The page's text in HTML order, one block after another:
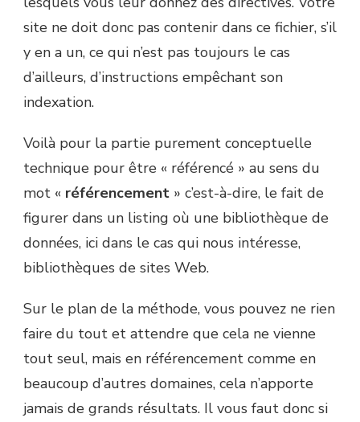
site ne doit donc pas contenir dans ce fichier, s’il
y en a un, ce qui n’est pas toujours le cas
d’ailleurs, d’instructions empêchant son
indexation.
Voilà pour la partie purement conceptuelle
technique pour être « référencé » au sens du
mot « référencement » c’est-à-dire, le fait de
figurer dans un listing où une bibliothèque de
données, ici dans le cas qui nous intéresse,
bibliothèques de sites Web.
Sur le plan de la méthode, vous pouvez ne rien
faire du tout et attendre que cela ne vienne
tout seul, mais en référencement comme en
beaucoup d’autres domaines, cela n’apporte
jamais de grands résultats. Il vous faut donc si